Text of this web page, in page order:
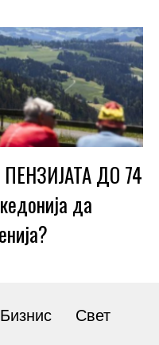
ДО 74
да
Бизнис Свет